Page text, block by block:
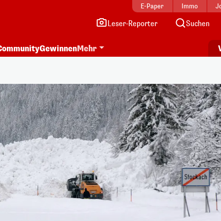
E-Paper Immo
Leser-Reporter Suchen
GewinnenMehr